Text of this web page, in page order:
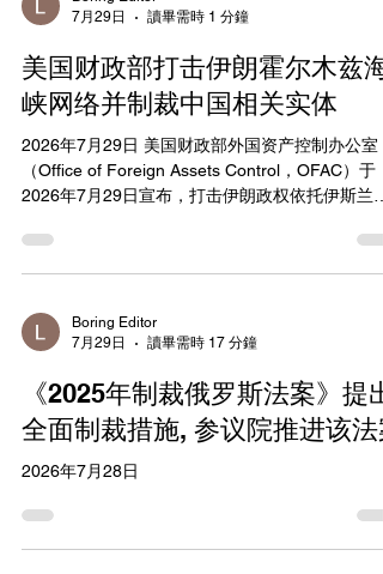
朗政权的经济压力。 在中国相关指定中，OFAC将
110105196912164113）列入名单。Tang Xin是上
海翼上国际货运有限公司（Shanghai Wings
International Logistics Co，中文名：上海翼上国
货运有限公司）的董事总经理，并担任上海马汉国
际旅行社有限公司（Shanghai Elite International
Travel Co Ltd，中文名：上海马汉国际旅行社有限
被指定为Mahan...
7月29日
讀畢需時 1 分鐘
美国财政部打击伊朗霍尔木兹海
峡网络并制裁中国相关实体
2026年7月29日 美国财政部外国资产控制办公室
（Office of Foreign Assets Control，OFAC）于
2026年7月29日宣布，打击伊朗政权依托伊斯兰革
裁相关保险机构、航运公司及船只。此次行动依据
第13902号行政令，针对伊朗石油和石化行业，旨
同时持续打击伊朗影子船队。 OFAC新制裁两家核
心伊朗实体：Persian Gulf Marine Insurance
HormuzSafe Marine Services Authority（Hormuz
Safe，霍尔木兹安全海事服务管理局）。前者由伊
朗中央保险公司设立，负责经纪和签发经IRGC支
的Persian Gulf Strait Authority（PGSA）批准的保
数字资产支付，由此前已受制裁的Babak Morteza
Zanjani推广，为IRGC创造收入。...
Boring Editor
7月29日
讀畢需時 17 分鐘
《2025年制裁俄罗斯法案》提出
全面制裁措施, 参议院推进该法
2026年7月28日